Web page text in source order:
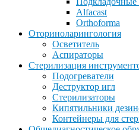
Alfacast
Orthoforma
Оториноларингология
Осветитель
Аспираторы
Стерилизация
Подогреватели
Деструктор игл
Стерилизаторы
Кипятильники
Контейнеры для